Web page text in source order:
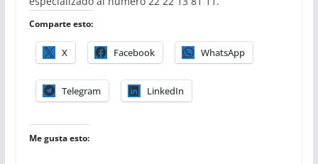
Comparte esto:
X Facebook WhatsApp
Telegram LinkedIn
Me gusta esto: